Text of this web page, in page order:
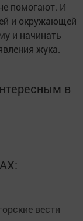
помогают. И
и окружающей
и начинать
жука.
в
вести